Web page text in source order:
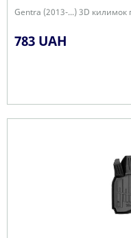
Gentra (2013-...) 3D килимок
783 UAH